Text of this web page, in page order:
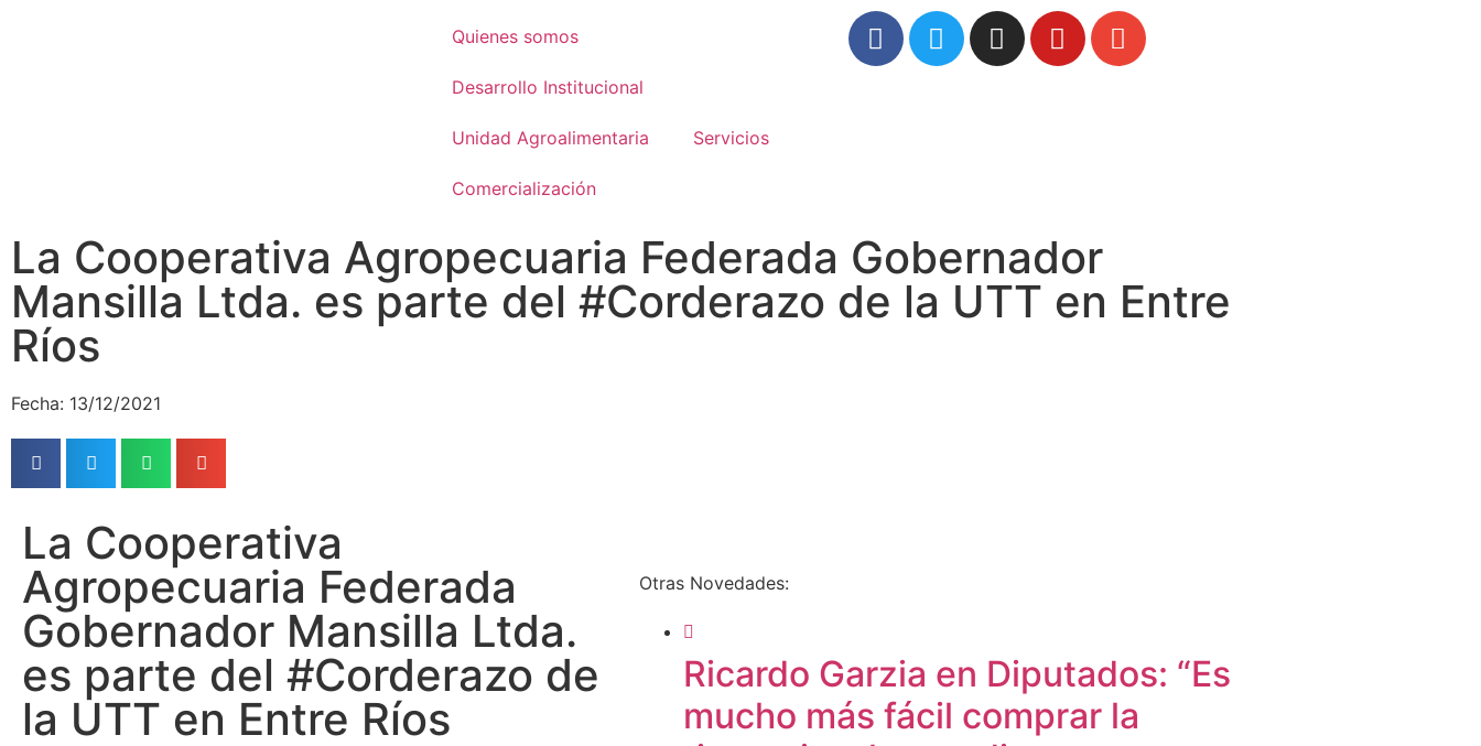
Quienes somos
Desarrollo Institucional
Unidad Agroalimentaria Servicios
Comercialización
La Cooperativa Agropecuaria Federada Gobernador
Mansilla Ltda. es parte del #Corderazo de la UTT en Entre
Ríos
Fecha: 13/12/2021
La Cooperativa
Agropecuaria Federada
Gobernador Mansilla Ltda.
es parte del #Corderazo de
la UTT en Entre Ríos
Otras Novedades:
Ricardo Garzia en Diputados: “Es
mucho más fácil comprar la